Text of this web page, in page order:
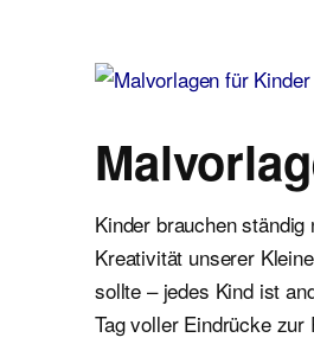
Kinder brauchen
Kreativität unserer
sollte – jedes Kind ist
Tag voller Eindrücke